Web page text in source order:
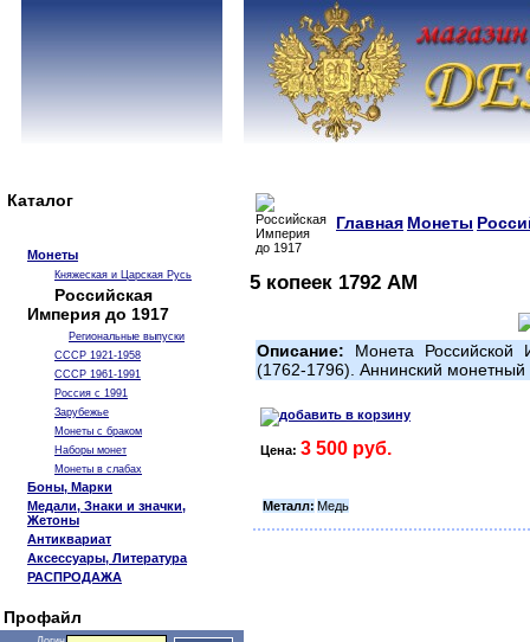
Каталог
Монеты
Княжеская и Царская Русь
Российская
Империя до 1917
Региональные выпуски
СССР 1921-1958
СССР 1961-1991
Россия с 1991
Зарубежье
Монеты с браком
Наборы монет
Монеты в слабах
Боны, Марки
Медали, Знаки и значки,
Жетоны
Антиквариат
Аксессуары, Литература
РАСПРОДАЖА
Профайл
Главная Монеты
5 копеек 1792 АМ
Описание: Монета Российской
(1762-1796). Аннинский монетный
Цена: 3 500 руб.
Металл: Медь